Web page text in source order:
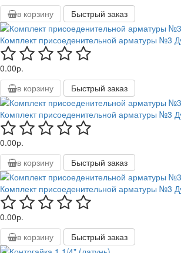
в корзину
Быстрый заказ
Комплект присоеденительной арматуры №3
0.00р.
в корзину
Быстрый заказ
Комплект присоеденительной арматуры №3
0.00р.
в корзину
Быстрый заказ
Комплект присоеденительной арматуры №3
0.00р.
в корзину
Быстрый заказ